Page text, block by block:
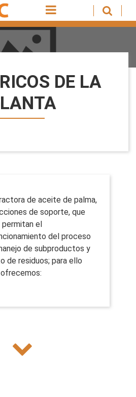
DE LA
de aceite de palma,
de soporte, que
permitan el
del proceso
de subproductos y
de residuos; para ello
ofrecemos: